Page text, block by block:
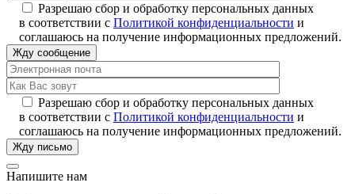
Разрешаю сбор и обработку персональных данных
в соответствии с Политикой конфиденциальности и
соглашаюсь на получение информационных предложений.
Разрешаю сбор и обработку персональных данных
в соответствии с Политикой конфиденциальности и
соглашаюсь на получение информационных предложений.
Напишите нам